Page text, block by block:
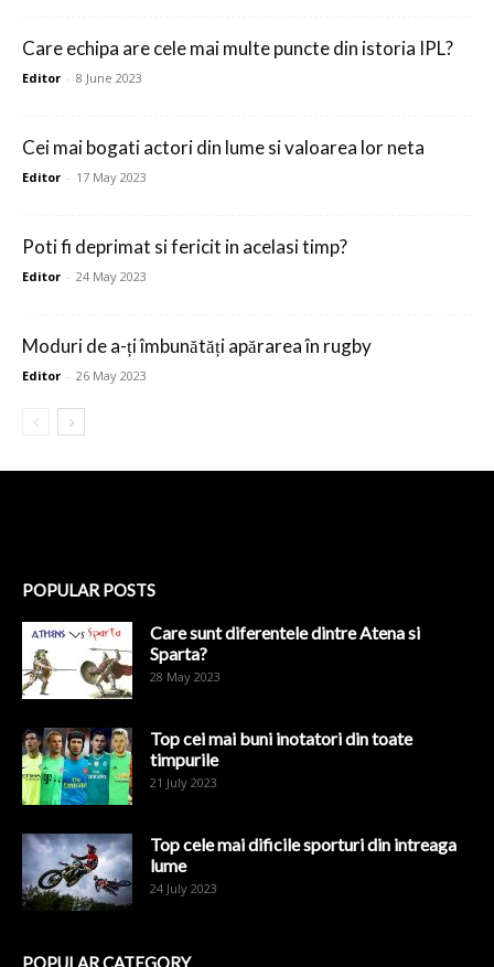
Care echipa are cele mai multe puncte din istoria IPL?
Editor - 8 June 2023
Cei mai bogati actori din lume si valoarea lor neta
Editor - 17 May 2023
Poti fi deprimat si fericit in acelasi timp?
Editor - 24 May 2023
Moduri de a-ți îmbunătăți apărarea în rugby
Editor - 26 May 2023
POPULAR POSTS
Care sunt diferentele dintre Atena si
Sparta?
28 May 2023
Top cei mai buni inotatori din toate
timpurile
21 July 2023
Top cele mai dificile sporturi din intreaga
lume
24 July 2023
POPULAR CATEGORY